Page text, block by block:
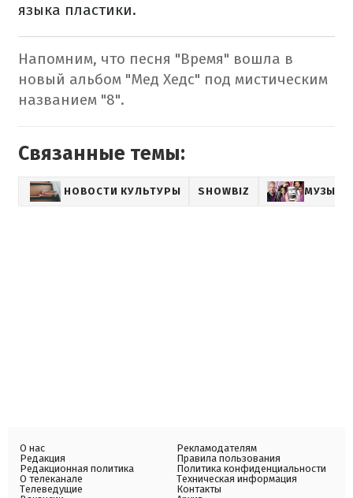
языка пластики.
Напомним, что песня "Время" вошла в
новый альбом "Мед Хедс" под мистическим
названием "8".
Связанные темы:
НОВОСТИ КУЛЬТУРЫ SHOWBIZ МУЗЫКА
О нас
Редакция
Редакционная политика
О телеканале
Телеведущие
Рекламодателям
Правила пользования
Политика конфиденциальности
Техническая информация
Контакты